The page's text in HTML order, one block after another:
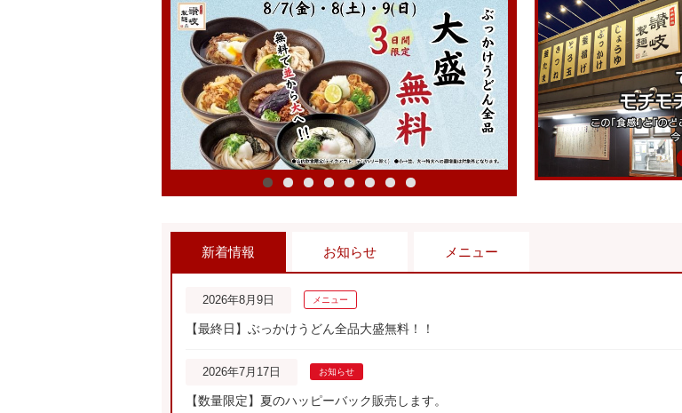
新着情報 お知らせ メニュー
2026年8月9日 メニュー
【最終日】ぶっかけうどん全品大盛無料！！
2026年7月17日 お知らせ
【数量限定】夏のハッピーバック販売します。